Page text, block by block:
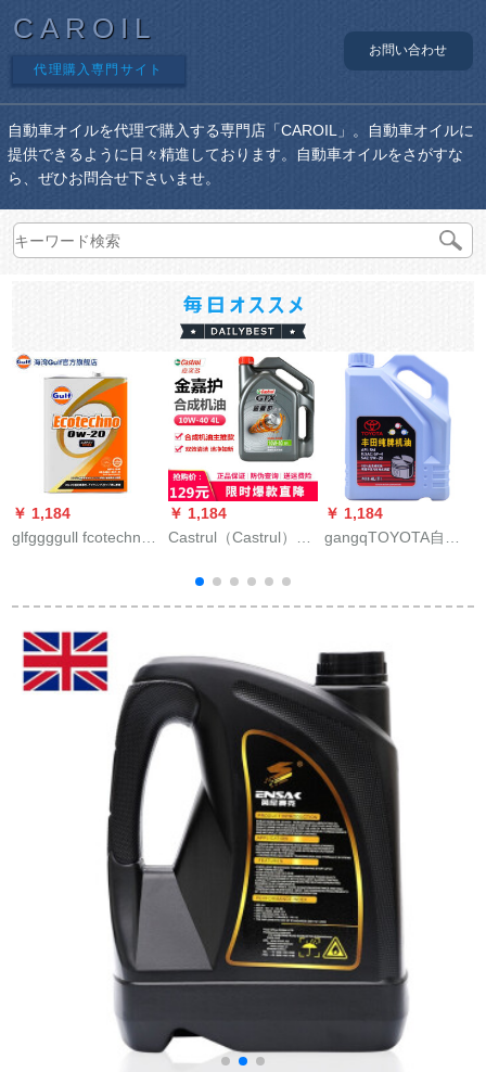
CAROIL
代理購入専門サイト
お問い合わせ
自動車オイルを代理で購入する専門店「CAROIL」。自動車オイルに
提供できるように日々精進しております。自動車オイルをさがすな
ら、ぜひお問合せ下さいませ。
￥ 1,184
glfggggull fcotechno
ハイエン科学技術日
本原装入力
￥ 1,184
Castrul（Castrul）極
全合成金嘉護半合成
グリスオイ金嘉護半
￥ 1,184
gangqTOYOTA自動
ン潤滑油SM 5 W-
カ逸話